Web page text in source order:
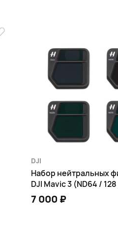
DJI
Набор нейтральных
DJI Mavic 3 (ND64 /
7 000 ₽